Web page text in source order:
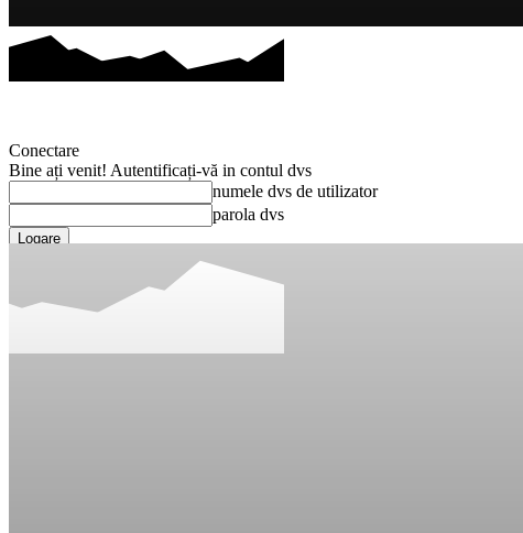
Conectare
Bine ați venit! Autentificați-vă in contul dvs
numele dvs de utilizator
parola dvs
Ați uitat parola? obține ajutor
Recuperați-vă parola